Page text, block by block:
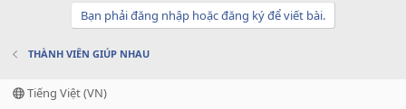
Bạn phải đăng nhập hoặc đăng ký để viết bài.
THÀNH VIÊN GIÚP NHAU
Tiếng Việt (VN)